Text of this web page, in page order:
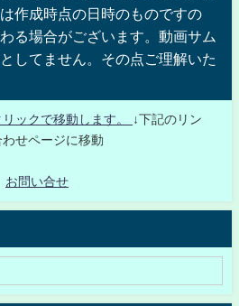
作成時点の日時のものですの
る場合がございます。動画サム
してません。その点ご理解いた
ックで移動します。
↓下記のリン
せページに移動
お問い合せ